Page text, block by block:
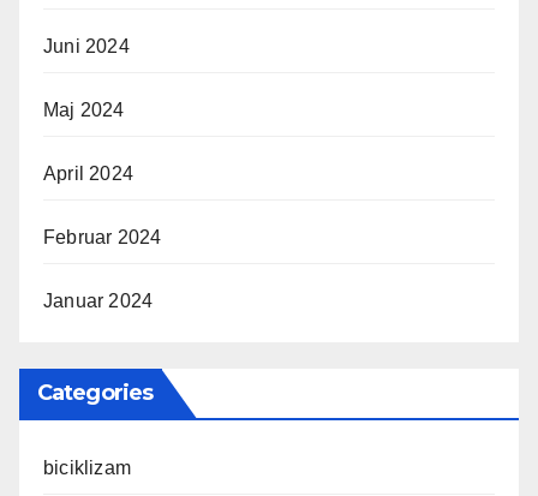
Juni 2024
Maj 2024
April 2024
Februar 2024
Januar 2024
Categories
biciklizam